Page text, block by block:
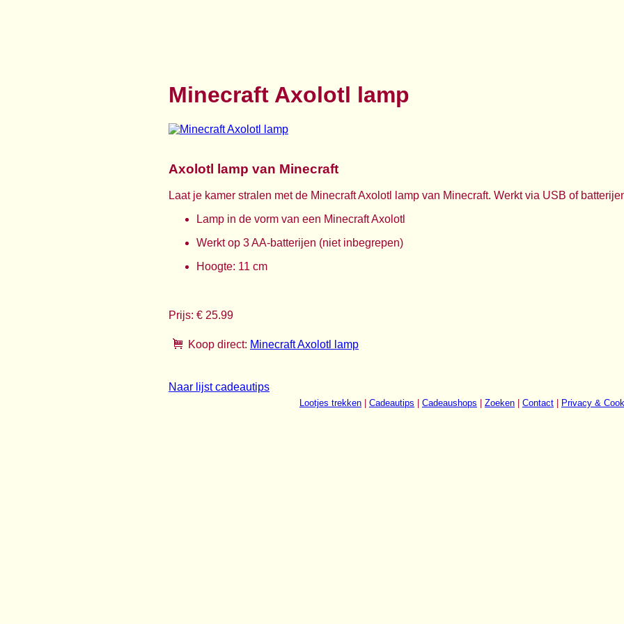
Minecraft Axolotl lamp
Axolotl lamp van Minecraft
Laat je kamer stralen met de Minecraft Axolotl lamp van Minecraft. Werkt via USB of
Lamp in de vorm van een Minecraft Axolotl
Werkt op 3 AA-batterijen (niet inbegrepen)
Hoogte: 11 cm
Prijs: € 25.99
Koop direct: Minecraft Axolotl lamp
Naar lijst cadeautips
Lootjes trekken Cadeautips Cadeaushops Zoeken Contact Privacy &